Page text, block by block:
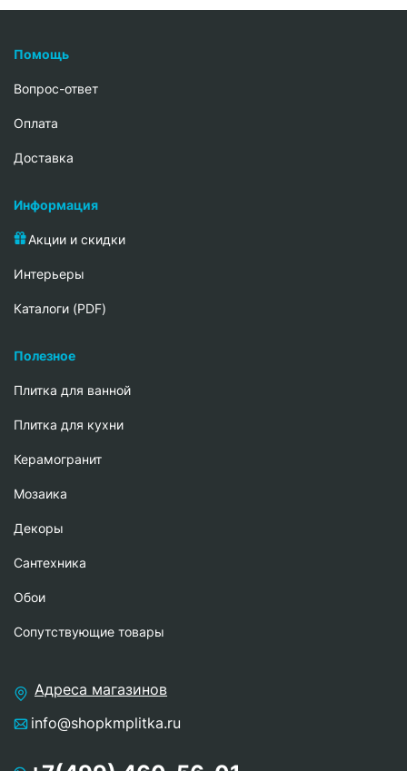
Помощь
Вопрос-ответ
Oплата
Доставка
Информация
Акции и скидки
Интерьеры
Каталоги (PDF)
Полезное
Плитка для ванной
Плитка для кухни
Керамогранит
Мозаика
Декоры
Сантехника
Обои
Сопутствующие товары
Адреса магазинов
info@shopkmplitka.ru